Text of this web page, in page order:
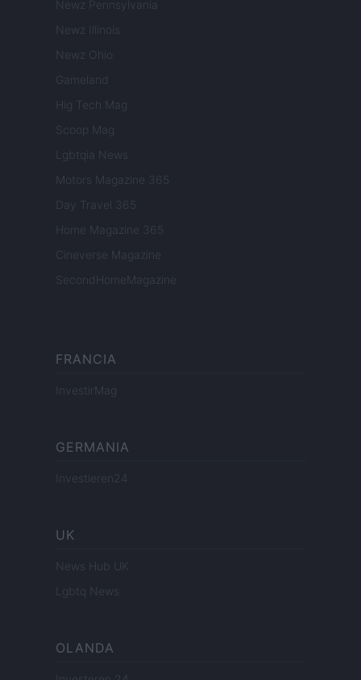
Newz Pennsylvania
Newz Illinois
Newz Ohio
Gameland
Hig Tech Mag
Scoop Mag
Lgbtqia News
Motors Magazine 365
Day Travel 365
Home Magazine 365
Cineverse Magazine
SecondHomeMagazine
FRANCIA
InvestirMag
GERMANIA
Investieren24
UK
News Hub UK
Lgbtq News
OLANDA